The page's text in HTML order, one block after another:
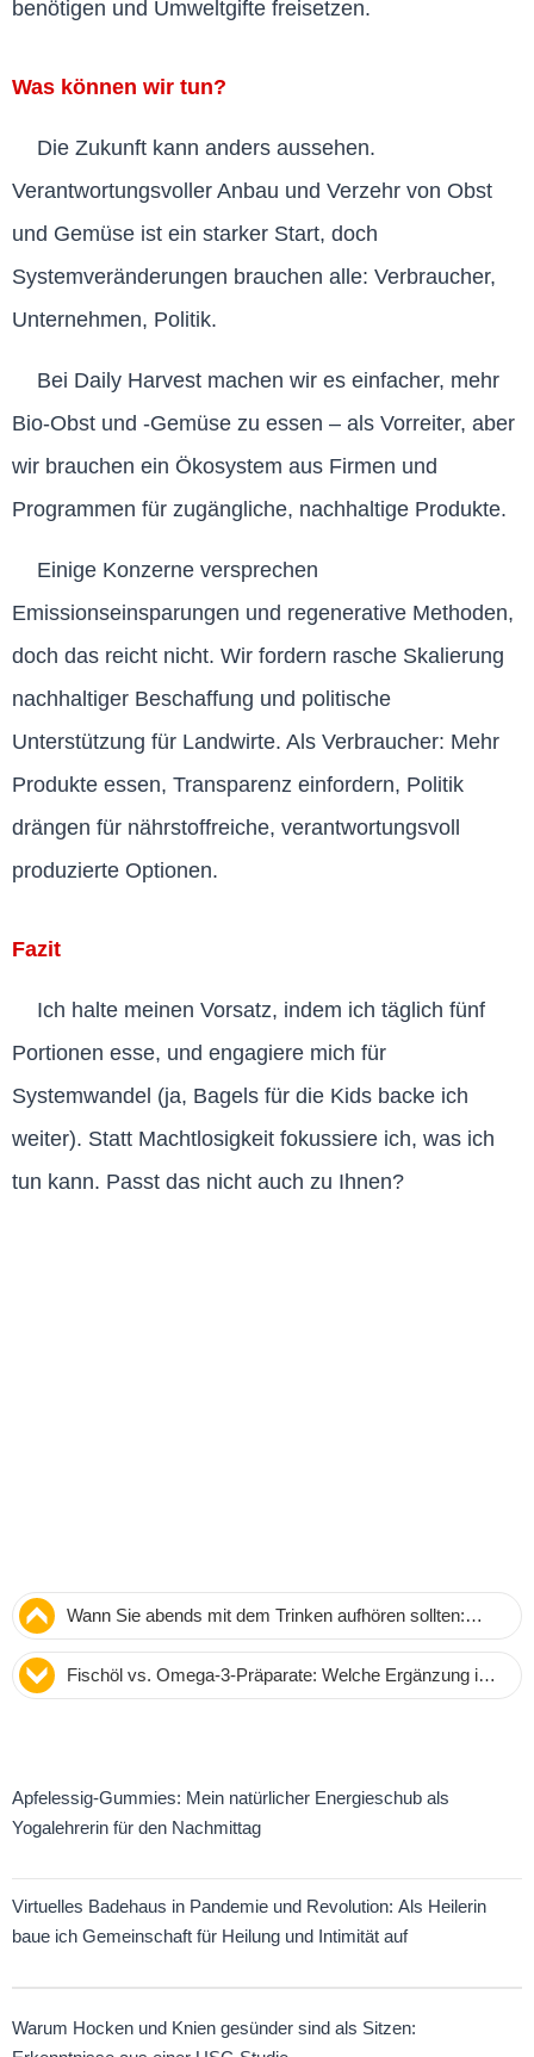
benötigen und Umweltgifte freisetzen.
Was können wir tun?
Die Zukunft kann anders aussehen.
Verantwortungsvoller Anbau und Verzehr von Obst
und Gemüse ist ein starker Start, doch
Systemveränderungen brauchen alle: Verbraucher,
Unternehmen, Politik.
Bei Daily Harvest machen wir es einfacher, mehr
Bio-Obst und -Gemüse zu essen – als Vorreiter, aber
wir brauchen ein Ökosystem aus Firmen und
Programmen für zugängliche, nachhaltige Produkte.
Einige Konzerne versprechen
Emissionseinsparungen und regenerative Methoden,
doch das reicht nicht. Wir fordern rasche Skalierung
nachhaltiger Beschaffung und politische
Unterstützung für Landwirte. Als Verbraucher: Mehr
Produkte essen, Transparenz einfordern, Politik
drängen für nährstoffreiche, verantwortungsvoll
produzierte Optionen.
Fazit
Ich halte meinen Vorsatz, indem ich täglich fünf
Portionen esse, und engagiere mich für
Systemwandel (ja, Bagels für die Kids backe ich
weiter). Statt Machtlosigkeit fokussiere ich, was ich
tun kann. Passt das nicht auch zu Ihnen?
Wann Sie abends mit dem Trinken aufhören sollten:
Experten-Tipp für besseren Schlaf
Fischöl vs. Omega-3-Präparate: Welche Ergänzung ist
die beste Wahl? Expertenmeinungen
Apfelessig-Gummies: Mein natürlicher Energieschub als
Yogalehrerin für den Nachmittag
Virtuelles Badehaus in Pandemie und Revolution: Als Heilerin
baue ich Gemeinschaft für Heilung und Intimität auf
Warum Hocken und Knien gesünder sind als Sitzen: